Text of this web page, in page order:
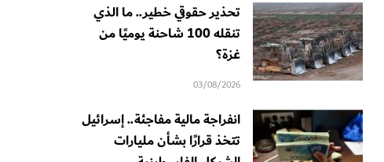
تحذير حقوقي خطير.. ما الذي
تنقله 100 شاحنة يوميًا من
غزة؟
03/08/2026
انفراجة مالية مفاجئة.. إسرائيل
تتخذ قرارًا بشأن مليارات